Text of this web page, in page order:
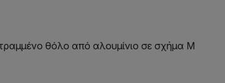
θόλο από αλουμίνιο σε σχήμα Μ